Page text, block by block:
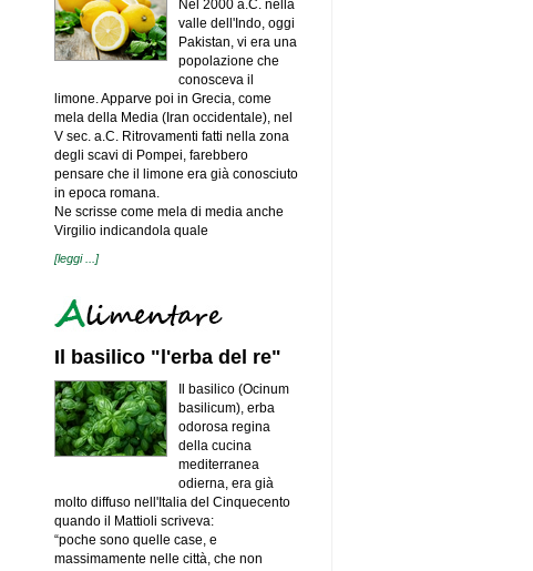
Nel 2000 a.C. nella
valle dell'Indo, oggi
Pakistan, vi era una
popolazione che
conosceva il
limone. Apparve poi in Grecia, come
mela della Media (Iran occidentale), nel
V sec. a.C. Ritrovamenti fatti nella zona
degli scavi di Pompei, farebbero
pensare che il limone era già conosciuto
in epoca romana.
Ne scrisse come mela di media anche
Virgilio indicandola quale
[leggi ...]
Il basilico "l'erba del re"
Il basilico (Ocinum
basilicum), erba
odorosa regina
della cucina
mediterranea
odierna, era già
molto diffuso nell'Italia del Cinquecento
quando il Mattioli scriveva:
“poche sono quelle case, e
massimamente nelle città, che non